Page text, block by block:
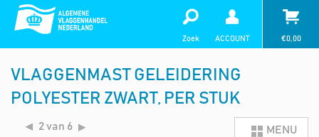
Zoek ACCOUNT €0,00
VLAGGENMAST GELEIDERING
POLYESTER ZWART, PER STUK
2 van 6 MENU